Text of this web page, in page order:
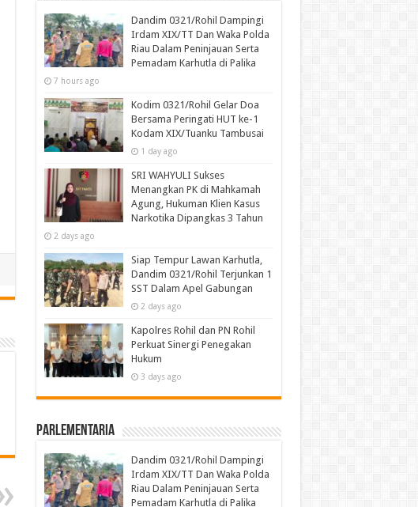
Dandim 0321/Rohil Dampingi
Irdam XIX/TT Dan Waka Polda
Riau Dalam Peninjauan Serta
Pemadam Karhutla di Palika
7 hours ago
Kodim 0321/Rohil Gelar Doa
Bersama Peringati HUT ke-1
Kodam XIX/Tuanku Tambusai
1 day ago
SRI WAHYULI Sukses
Menangkan PK di Mahkamah
Agung, Hukuman Klien Kasus
Narkotika Dipangkas 3 Tahun
2 days ago
Siap Tempur Lawan Karhutla,
Dandim 0321/Rohil Terjunkan 1
SST Dalam Apel Gabungan
2 days ago
Kapolres Rohil dan PN Rohil
Perkuat Sinergi Penegakan
Hukum
3 days ago
Parlementaria
Dandim 0321/Rohil Dampingi
Irdam XIX/TT Dan Waka Polda
Riau Dalam Peninjauan Serta
Pemadam Karhutla di Palika